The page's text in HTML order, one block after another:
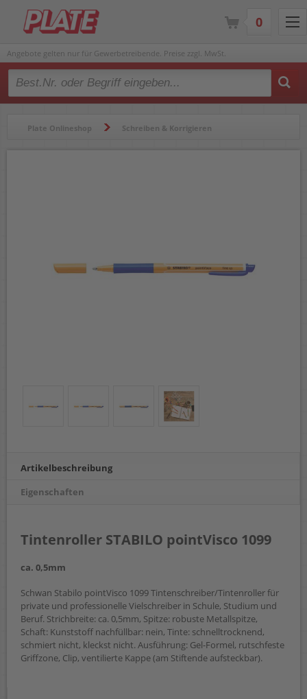
Angebote gelten nur für Gewerbetreibende. Preise zzgl. MwSt.
Type 2 or more characters for results.
Plate Onlineshop Schreiben & Korrigieren
Artikelbeschreibung
Eigenschaften
Tintenroller STABILO pointVisco 1099
ca. 0,5mm
Schwan Stabilo pointVisco 1099 Tintenschreiber/Tintenroller für
private und professionelle Vielschreiber in Schule, Studium und
Beruf. Strichbreite: ca. 0,5mm, Spitze: robuste Metallspitze,
Schaft: Kunststoff nachfüllbar: nein, Tinte: schnelltrocknend,
schmiert nicht, kleckst nicht. Ausführung: Gel-Formel, rutschfeste
Griffzone, Clip, ventilierte Kappe (am Stiftende aufsteckbar).
0